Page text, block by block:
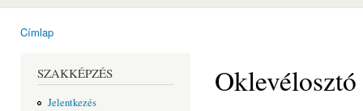
Címlap
SZAKKÉPZÉS
Jelentkezés